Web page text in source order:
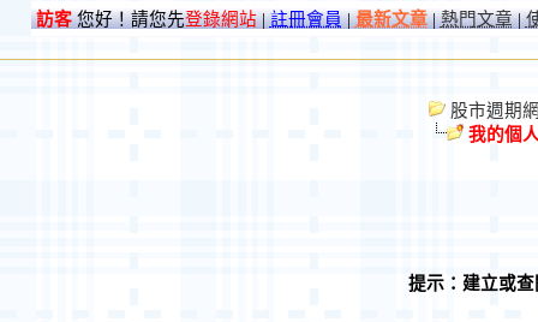
訪客您好！請您先登錄網站|註冊會員|最新文章|熱門文章|
股市週期
我的個
提示：建立或